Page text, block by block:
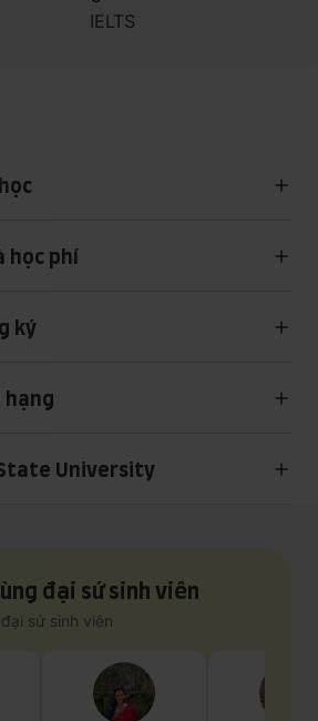
IELTS
học phí
ký
University
đại sứ sinh viên
sứ sinh viên